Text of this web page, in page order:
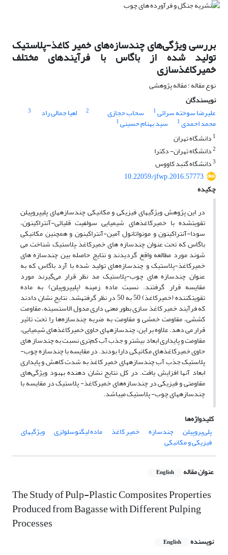
بررسی ویژگی‌های چندسازه‌های خمیر کاغذ-پلاستیک
تولید شده از باگاس با فرآیندهای مختلف
خمیرکاغذسازی
نوع مقاله : مقاله پژوهشی
نویسندگان
علیرضا سوخته سرائی1 سحاب حجازی 2 لعیا جمالی راد 3
محمد احمدی1 سید بهنام حسینی1
1 دانشگاه تهران
2دانشگاه تهران- دکترا
3دانشگاه گنبد کاووس
10.22059/jfwp.2016.57773
چکیده
در این پژوهش ویژگی‎های فیزیکی و مکانیکی چندسازه‎های پلی‎پروپیلن
تقویت‎شده با خمیرکاغذ‎های شیمیایی سولفیت قلیائی-آنتراکینون،
سودا-آنتراکینون و مونواتانول آمین-آنتراکینون و همچنین مکانیکی
باگاس که تحت عنوان چندسازه های خمیرکاغذ –پلاستیک شناخت می
شوند مورد مطالعه واقع گردیدند و نتایج حاصله بین چندسازه های
خمیرکاغذ-پلاستیک و چندسازه‌های تولید شده با آرد باگاس که به
عنوان چندسازه های چوب-پلاستیک مد نظر قرار می‌گیرند مورد
مقایسه قرار گرفتند. نسبت ماده زمینه (پلی‎پروپیلن) به ماده
تقویت‎کننده (خمیرکاغذ) 50 به 50 در نظر گرفته‎شد. نتایج نشان دادند
که فرآیند خمیر کاغذ سازی بطور معنی داری مدول الاستسیته، مقاومت
کششی، مقاومت خمشی و مقاومت به ضربه چندسازه‌ها را تحت تاثیر
قرار می دهد. علاوه بر این، چند‎سازه‎های حاوی خمیر‎کاغذ‎های شیمیایی،
مقاومت و پایداری ابعاد بیشتر و جذب آب کم‌تری نسبت به چندساز های
حاوی خمیر‎کاغذ‎های مکانیکی دارا بودند. در مقایسه با چندسازه چوب-
پلاستیک جذب آب چند‎سازه‎های خمیر کاغذ به شدت کاهش و پایداری
ابعاد آنها‎ افزایش یافت. در کل نتایج نشان دهنده بهبود ویژگی‌های
مقاومتی و فیزیکی در چندسازه‌های خمیرکاغذ- پلاستیک در مقایسه با
چند‎سازه‎های چوب- پلاستیک می‎باشد.
کلیدواژه‌ها
پلی‌پروپیلن
چندسازه خمیر کاغذ ماده لیگنوسلولزی ویژگی‎های
فیزیکی و مکانیکی
عنوان مقاله English
The Study of Pulp-Plastic Composites Properties
Produced from Bagasse with Different Pulping
Processes
نویسنده English